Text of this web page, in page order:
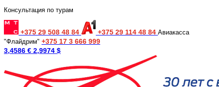
Консультация по турам
+375 29 508 48 84 +375 29 114 48 84 Авиакасса
"Флайдрим" +375 17 3 666 999
3,4586 € 2,9974 $